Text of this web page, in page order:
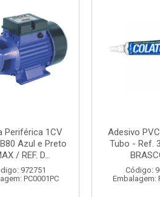
Periférica 1CV
Azul e Preto
/ REF. D...
972751
PC0001PC
Adesivo
Tubo - Ref.
Código:
Embalagem: